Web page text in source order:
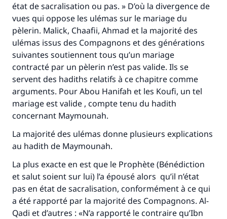
état de sacralisation ou pas. » D’où la divergence de
vues qui oppose les ulémas sur le mariage du
pèlerin. Malick, Chaafii, Ahmad et la majorité des
ulémas issus des Compagnons et des générations
suivantes soutiennent tous qu’un mariage
contracté par un pèlerin n’est pas valide. Ils se
servent des hadiths relatifs à ce chapitre comme
arguments. Pour Abou Hanifah et les Koufi, un tel
mariage est valide , compte tenu du hadith
concernant Maymounah.
La majorité des ulémas donne plusieurs explications
au hadith de Maymounah.
La plus exacte en est que le Prophète (Bénédiction
et salut soient sur lui) l’a épousé alors qu’il n’état
pas en état de sacralisation, conformément à ce qui
a été rapporté par la majorité des Compagnons. Al-
Qadi et d’autres : «N’a rapporté le contraire qu’Ibn